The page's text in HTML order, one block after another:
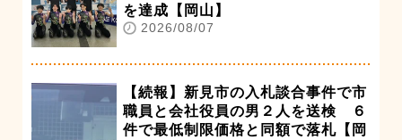
を達成【岡山】
2026/08/07
【続報】新見市の入札談合事件で市
職員と会社役員の男２人を送検 ６
件で最低制限価格と同額で落札【岡